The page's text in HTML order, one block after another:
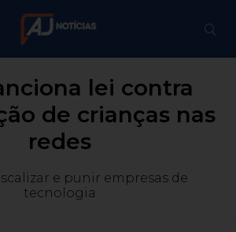
lei contra
de crianças nas
redes
e punir empresas de
tecnologia